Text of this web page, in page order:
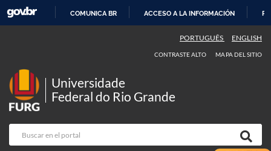
CONTENIDO
COMUNICA BR ACCESO A LA INFORMACIÓN
PORTUGUÊS ENGLISH
CONTRASTE ALTO MAPA DEL SITIO
Universidade
Federal do Rio Grande